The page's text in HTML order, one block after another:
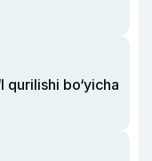
qurilishi bo‘yicha